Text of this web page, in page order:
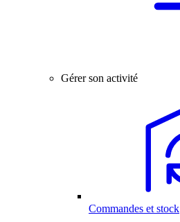
Gérer son activité
Commandes et stock